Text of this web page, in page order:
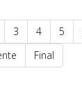
3 4 5
Final